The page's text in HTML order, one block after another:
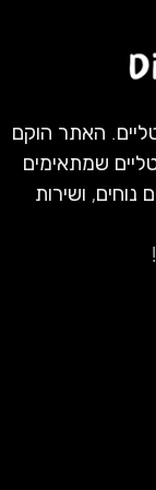
האתר הוקם
שמתאימים
ושירות